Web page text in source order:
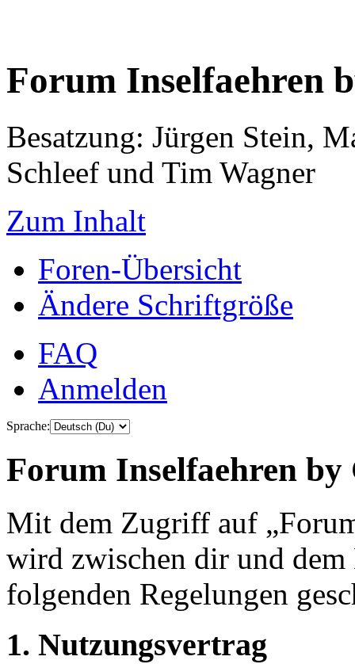
Forum Inselfaehren
Besatzung: Jürgen Stein,
Schleef und Tim Wagner
Zum Inhalt
Foren-Übersicht
Ändere Schriftgröße
FAQ
Anmelden
Sprache:
Forum Inselfaehren
Mit dem Zugriff auf
wird zwischen dir und
folgenden Regelungen
1. Nutzungsvertrag